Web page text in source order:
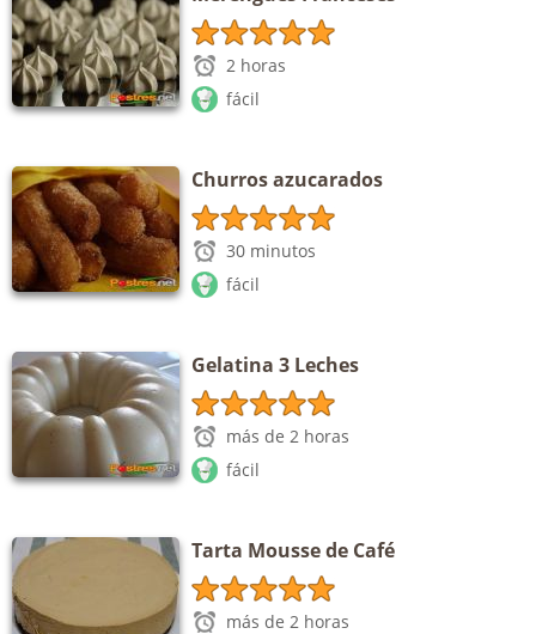
2 horas
fácil
Churros azucarados
30 minutos
fácil
Gelatina 3 Leches
más de 2 horas
fácil
Tarta Mousse de Café
más de 2 horas